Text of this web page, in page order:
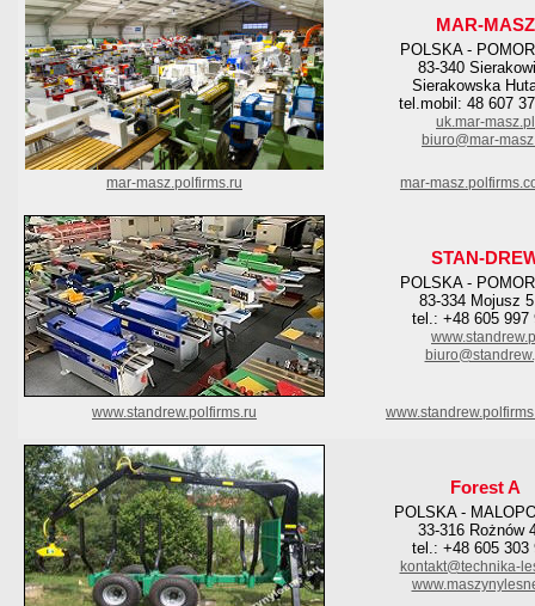
MAR-MASZ
POLSKA -
83-340
Sierakowska
tel.mobil: 48 607
uk.mar-masz.pl
biuro@mar-
mar-masz.polfirms.ru mar-
STAN-
POLSKA -
83-334 Mojusz
tel.: +48 605 997
www.standrew.polfirms.ru
Forest A
POLSKA -
33-316 Rożnów
tel.: +48 605 303
kontakt@technika-